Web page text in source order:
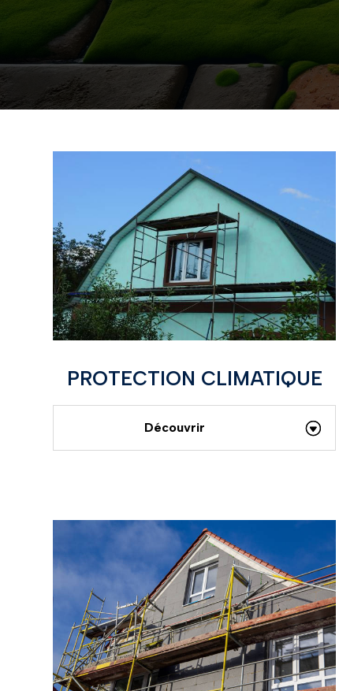
PROTECTION CLIMATIQUE
Découvrir